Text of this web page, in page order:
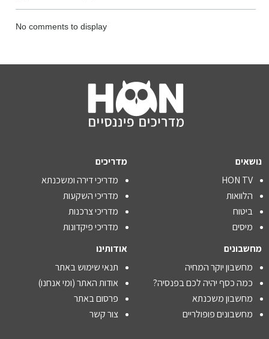
No comments to display
נושאים
HON TV
הלוואות
ביטוח
מיסים
מדריכים
מדריכי דירה ומשכנתא
מדריכי השקעות
מדריכי צרכנות
מדריכי פיקדונות
מחשבונים
מחשבון יוקר המחיה
כמה כסף יהיה לכם בפנסיה?
מחשבון משכנתא
מחשבונים פופולריים
אודותינו
תנאי שימוש באתר
אודות האתר (ומי אנחנו)
פרסום באתר
צור קשר